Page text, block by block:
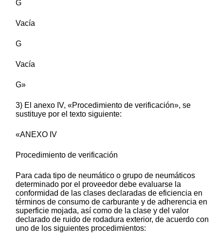
G
Vacía
G
Vacía
G»
3) El anexo IV, «Procedimiento de verificación», se
sustituye por el texto siguiente:
«ANEXO IV
Procedimiento de verificación
Para cada tipo de neumático o grupo de neumáticos
determinado por el proveedor debe evaluarse la
conformidad de las clases declaradas de eficiencia en
términos de consumo de carburante y de adherencia en
superficie mojada, así como de la clase y del valor
declarado de ruido de rodadura exterior, de acuerdo con
uno de los siguientes procedimientos: